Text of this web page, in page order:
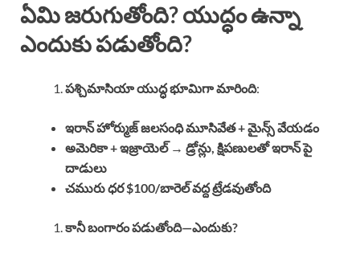
ఏమి జరుగుతోంది? యుద్ధం ఉన్నా
ఎందుకు పడుతోంది?
పశ్చిమాసియా యుద్ధ భూమిగా మారింది:
ఇరాన్ హోర్ముజ్ జలసంధి మూసివేత + మైన్స్ వేయడం
అమెరికా + ఇజ్రాయెల్ → డ్రోన్లు, క్షిపణులతో ఇరాన్ పై
దాడులు
చమురు ధర $100/బారెల్ వద్ద ట్రేడవుతోంది
కానీ బంగారం పడుతోంది—ఎందుకు?